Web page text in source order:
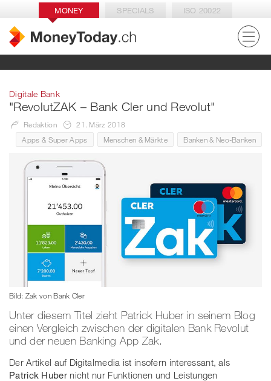
MONEY SPECIALS ISO 20022
Digitale Bank
"RevolutZAK – Bank Cler und Revolut"
Redaktion
21. März 2018
Apps & Super Apps
Menschen & Märkte Banken & Neo-Banken
Bild: Zak von Bank Cler
Unter diesem Titel zieht Patrick Huber in seinem Blog
einen Vergleich zwischen der digitalen Bank Revolut
und der neuen Banking App Zak.
Der Artikel auf Digitalmedia ist insofern interessant, als
Patrick Hubernicht nur Funktionen und Leistungen